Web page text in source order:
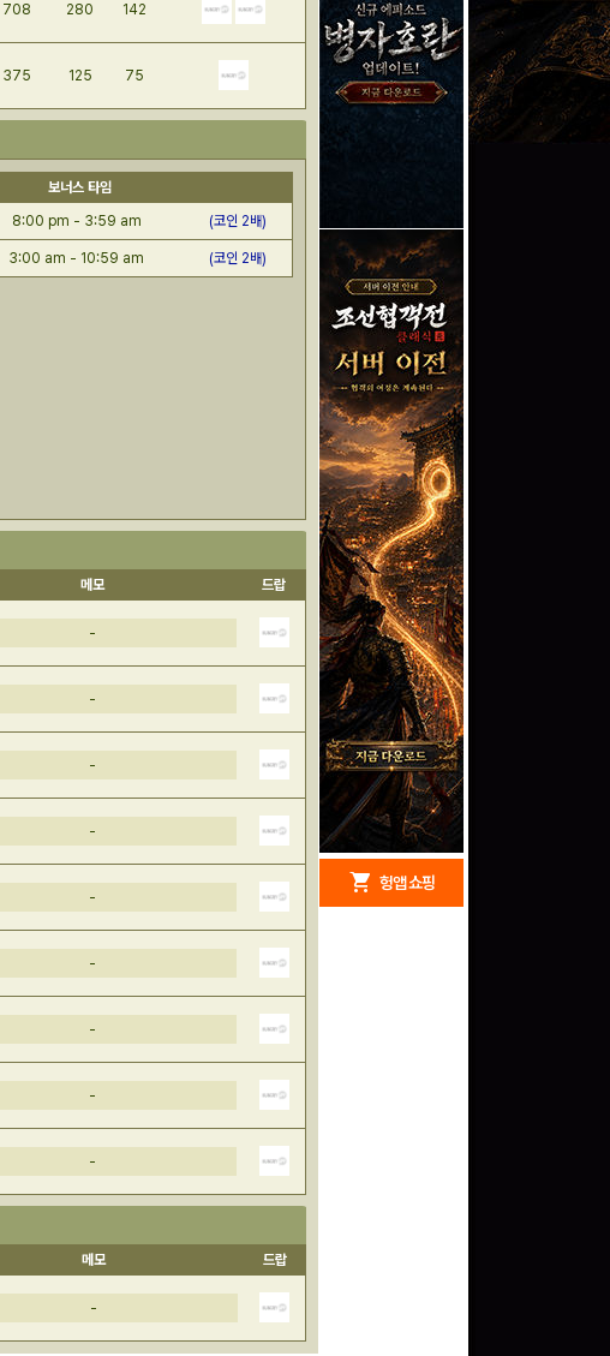
708 280 142
375 125 75
보너스 타임
8:00 pm - 3:59 am (코인 2배)
3:00 am - 10:59 am (코인 2배)
메모 드랍
-
-
-
-
-
-
-
-
-
메모 드랍
-
redeem 헝앱 경품
100 밥알
문화상품권 5000원 (추
100 밥알
문화상품권 10000원
(추첨)
100 밥알
shopping_cart 헝앱 쇼핑